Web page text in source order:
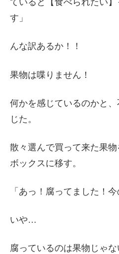
ていると【食べられたい
す」
んな訳あるか！！
果物は喋りません！
何かを感じているのかと
じた。
散々選んで買って来た果
ボックスに移す。
「あっ！腐ってました！
いや…
腐っているのは果物じゃ